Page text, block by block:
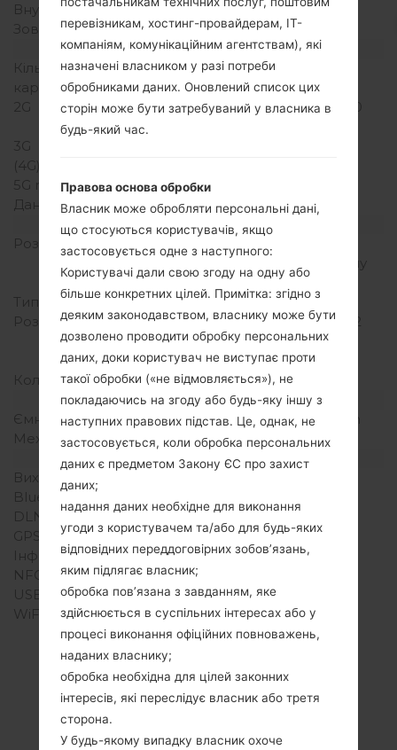
Внутрішня память
150MB
Зовнішня память
microSD, до 32 GB
Мережа та дані
Кількість місць для сім
карт
1 Міні SIM
2G
GSM 850/900/1800/1900
3G
(4G) LTE
5G network
-
Дані
GPRS,EDGE,HSDPA
Дисплей
Розмір екрану
співвідношення екрану
до тіла)
Тип екрану
TFT
Розширення екрану
320 x 480 пікселів (~192
щільність пікселів на
дюйм)
Кольори екрану
256K кольорів
Акамулятор і клавіатура
Ємність акумулятора
Зємний Li-Po 1500 mAh
Механічна клавіатура
QWERTY
Інтерфейси
Вихід для аудіо
Bluetooth
DLNA
Ні
GPS
Так, A-GPS
Інфрачервоний порт
Ні
NFC
USB
microUSB 2.0
WiFi
Wi-Fi 802.11b/g, hotspot
перевізникам, хостинг-провайдерам, ІТ-
компаніям, комунікаційним агентствам), які
назначені власником у разі потреби
обробниками даних. Оновлений список цих
сторін може бути затребуваний у власника в
будь-який час.
Правова основа обробки
Власник може обробляти персональні дані,
що стосуються користувачів, якщо
застосовується одне з наступного:
Користувачі дали свою згоду на одну або
більше конкретних цілей. Примітка: згідно з
деяким законодавством, власнику може бути
дозволено проводити обробку персональних
даних, доки користувач не виступає проти
такої обробки («не відмовляється»), не
покладаючись на згоду або будь-яку іншу з
наступних правових підстав. Це, однак, не
застосовується, коли обробка персональних
даних є предметом Закону ЄС про захист
даних;
надання даних необхідне для виконання
угоди з користувачем та/або для будь-яких
відповідних переддоговірних зобов’язань,
яким підлягає власник;
обробка пов’язана з завданням, яке
здійснюється в суспільних інтересах або у
процесі виконання офіційних повноважень,
наданих власнику;
обробка необхідна для цілей законних
інтересів, які переслідує власник або третя
сторона.
У будь-якому випадку власник охоче